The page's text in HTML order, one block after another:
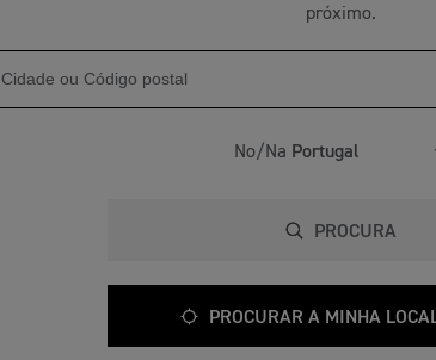
próximo.
No/Na
PROCURA
PROCURAR A MINHA